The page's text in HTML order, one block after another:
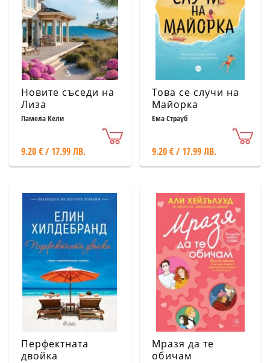
Новите съседи на
Лиза
Памела Кели
9.20 € / 17.99 ЛВ.
Това се случи на
Майорка
Ема Страуб
9.20 € / 17.99 ЛВ.
Перфектната
двойка
Мразя да те
обичам